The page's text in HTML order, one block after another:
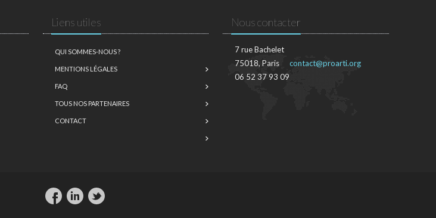
Liens utiles
QUI SOMMES-NOUS ?
MENTIONS LÉGALES
FAQ
TOUS NOS PARTENAIRES
CONTACT
Nous contacter
7 rue Bachelet
75018, Paris
06 52 37 93 09
contact@proarti.org